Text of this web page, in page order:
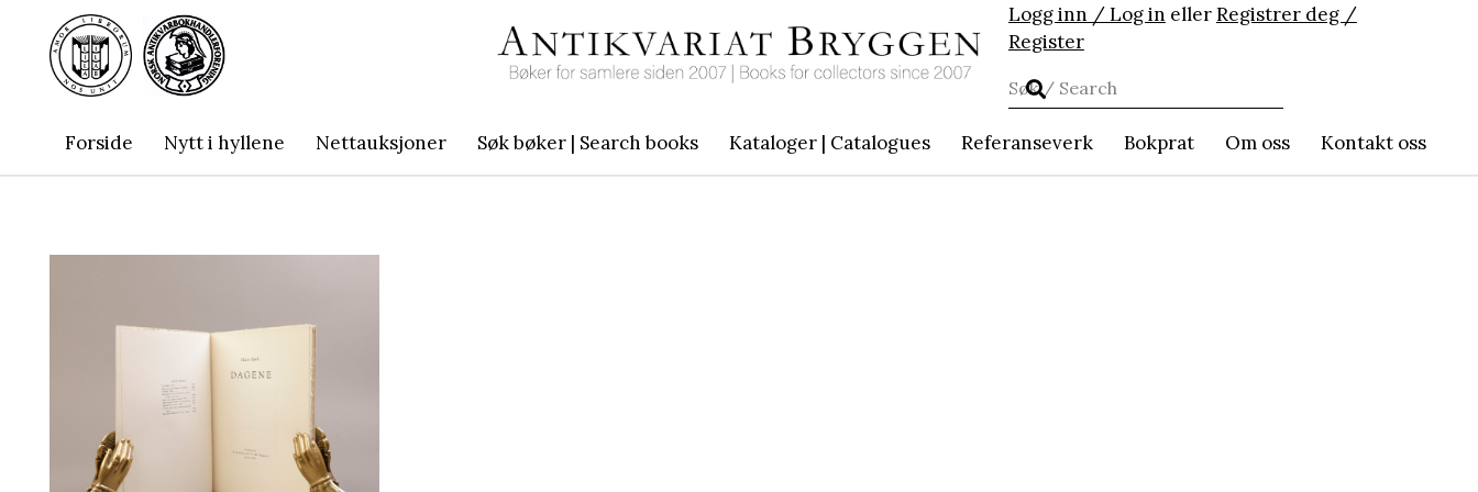
Logg inn / Log in ellerRegistrer deg /
Register
Forside Nytt i hyllene Nettauksjoner Søk bøker | Search books Kataloger | Catalogues Referanseverk Bokprat Om oss Kontakt oss